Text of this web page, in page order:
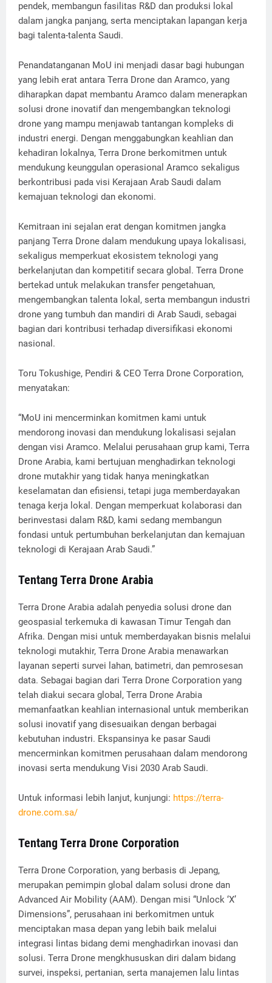
pendek, membangun fasilitas R&D dan produksi lokal
dalam jangka panjang, serta menciptakan lapangan kerja
bagi talenta-talenta Saudi.
Penandatanganan MoU ini menjadi dasar bagi hubungan
yang lebih erat antara Terra Drone dan Aramco, yang
diharapkan dapat membantu Aramco dalam menerapkan
solusi drone inovatif dan mengembangkan teknologi
drone yang mampu menjawab tantangan kompleks di
industri energi. Dengan menggabungkan keahlian dan
kehadiran lokalnya, Terra Drone berkomitmen untuk
mendukung keunggulan operasional Aramco sekaligus
berkontribusi pada visi Kerajaan Arab Saudi dalam
kemajuan teknologi dan ekonomi.
Kemitraan ini sejalan erat dengan komitmen jangka
panjang Terra Drone dalam mendukung upaya lokalisasi,
sekaligus memperkuat ekosistem teknologi yang
berkelanjutan dan kompetitif secara global. Terra Drone
bertekad untuk melakukan transfer pengetahuan,
mengembangkan talenta lokal, serta membangun industri
drone yang tumbuh dan mandiri di Arab Saudi, sebagai
bagian dari kontribusi terhadap diversifikasi ekonomi
nasional.
Toru Tokushige, Pendiri & CEO Terra Drone Corporation,
menyatakan:
“MoU ini mencerminkan komitmen kami untuk
mendorong inovasi dan mendukung lokalisasi sejalan
dengan visi Aramco. Melalui perusahaan grup kami, Terra
Drone Arabia, kami bertujuan menghadirkan teknologi
drone mutakhir yang tidak hanya meningkatkan
keselamatan dan efisiensi, tetapi juga memberdayakan
tenaga kerja lokal. Dengan memperkuat kolaborasi dan
berinvestasi dalam R&D, kami sedang membangun
fondasi untuk pertumbuhan berkelanjutan dan kemajuan
teknologi di Kerajaan Arab Saudi.”
Tentang Terra Drone Arabia
Terra Drone Arabia adalah penyedia solusi drone dan
geospasial terkemuka di kawasan Timur Tengah dan
Afrika. Dengan misi untuk memberdayakan bisnis melalui
teknologi mutakhir, Terra Drone Arabia menawarkan
layanan seperti survei lahan, batimetri, dan pemrosesan
data. Sebagai bagian dari Terra Drone Corporation yang
telah diakui secara global, Terra Drone Arabia
memanfaatkan keahlian internasional untuk memberikan
solusi inovatif yang disesuaikan dengan berbagai
kebutuhan industri. Ekspansinya ke pasar Saudi
mencerminkan komitmen perusahaan dalam mendorong
inovasi serta mendukung Visi 2030 Arab Saudi.
Untuk informasi lebih lanjut, kunjungi: https://terra-
drone.com.sa/
Tentang Terra Drone Corporation
Terra Drone Corporation, yang berbasis di Jepang,
merupakan pemimpin global dalam solusi drone dan
Advanced Air Mobility (AAM). Dengan misi “Unlock ‘X’
Dimensions”, perusahaan ini berkomitmen untuk
menciptakan masa depan yang lebih baik melalui
integrasi lintas bidang demi menghadirkan inovasi dan
solusi. Terra Drone mengkhususkan diri dalam bidang
survei, inspeksi, pertanian, serta manajemen lalu lintas